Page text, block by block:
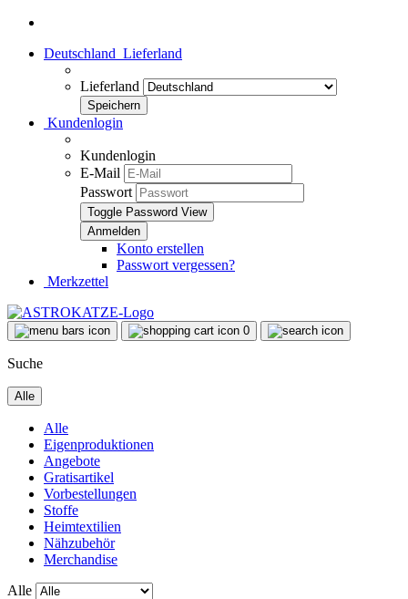
Deutschland Lieferland
Lieferland
Kundenlogin
Kundenlogin
E-Mail
Passwort
Toggle Password View
Konto erstellen
Passwort vergessen?
Merkzettel
0
Suche
Alle
Alle
Eigenproduktionen
Angebote
Gratisartikel
Vorbestellungen
Stoffe
Heimtextilien
Nähzubehör
Merchandise
Alle